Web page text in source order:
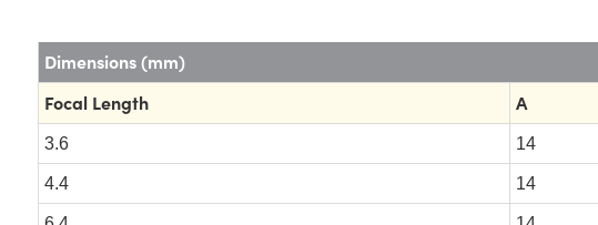
Dimensions (mm)
Focal Length
A
3.6 14
4.4 14